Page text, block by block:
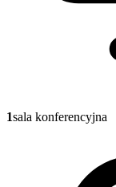
1sala konferencyjna